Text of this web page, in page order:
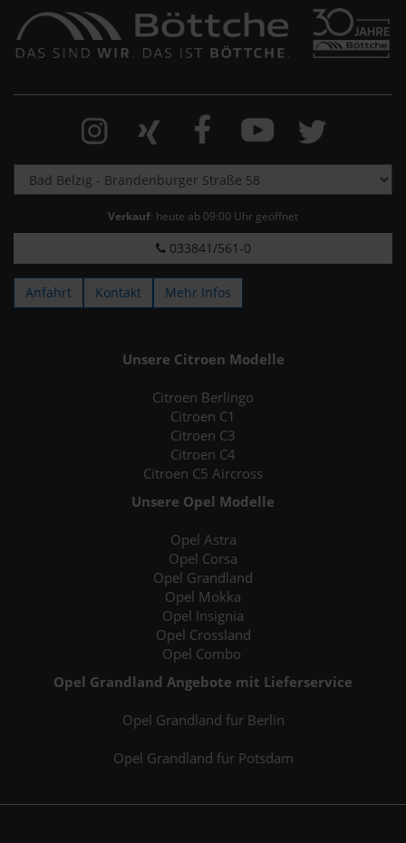
Verkauf: heute ab 09:00 Uhr geöffnet
033841/561-0
Anfahrt Kontakt Mehr Infos
Unsere Citroen Modelle
Citroen Berlingo
Citroen C1
Citroen C3
Citroen C4
Citroen C5 Aircross
Unsere Opel Modelle
Opel Astra
Opel Corsa
Opel Grandland
Opel Mokka
Opel Insignia
Opel Crossland
Opel Combo
Opel Grandland Angebote mit Lieferservice
Opel Grandland für Berlin
Opel Grandland für Potsdam